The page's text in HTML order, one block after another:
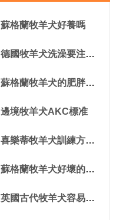
蘇格蘭牧羊犬好養嗎
德國牧羊犬洗澡要注意哪些問題
蘇格蘭牧羊犬的肥胖原因分析
邊境牧羊犬AKC標准
喜樂蒂牧羊犬訓練方法介紹 喜樂蒂怎麼訓練
蘇格蘭牧羊犬好壞的區分方法
英國古代牧羊犬容易飼養嗎？